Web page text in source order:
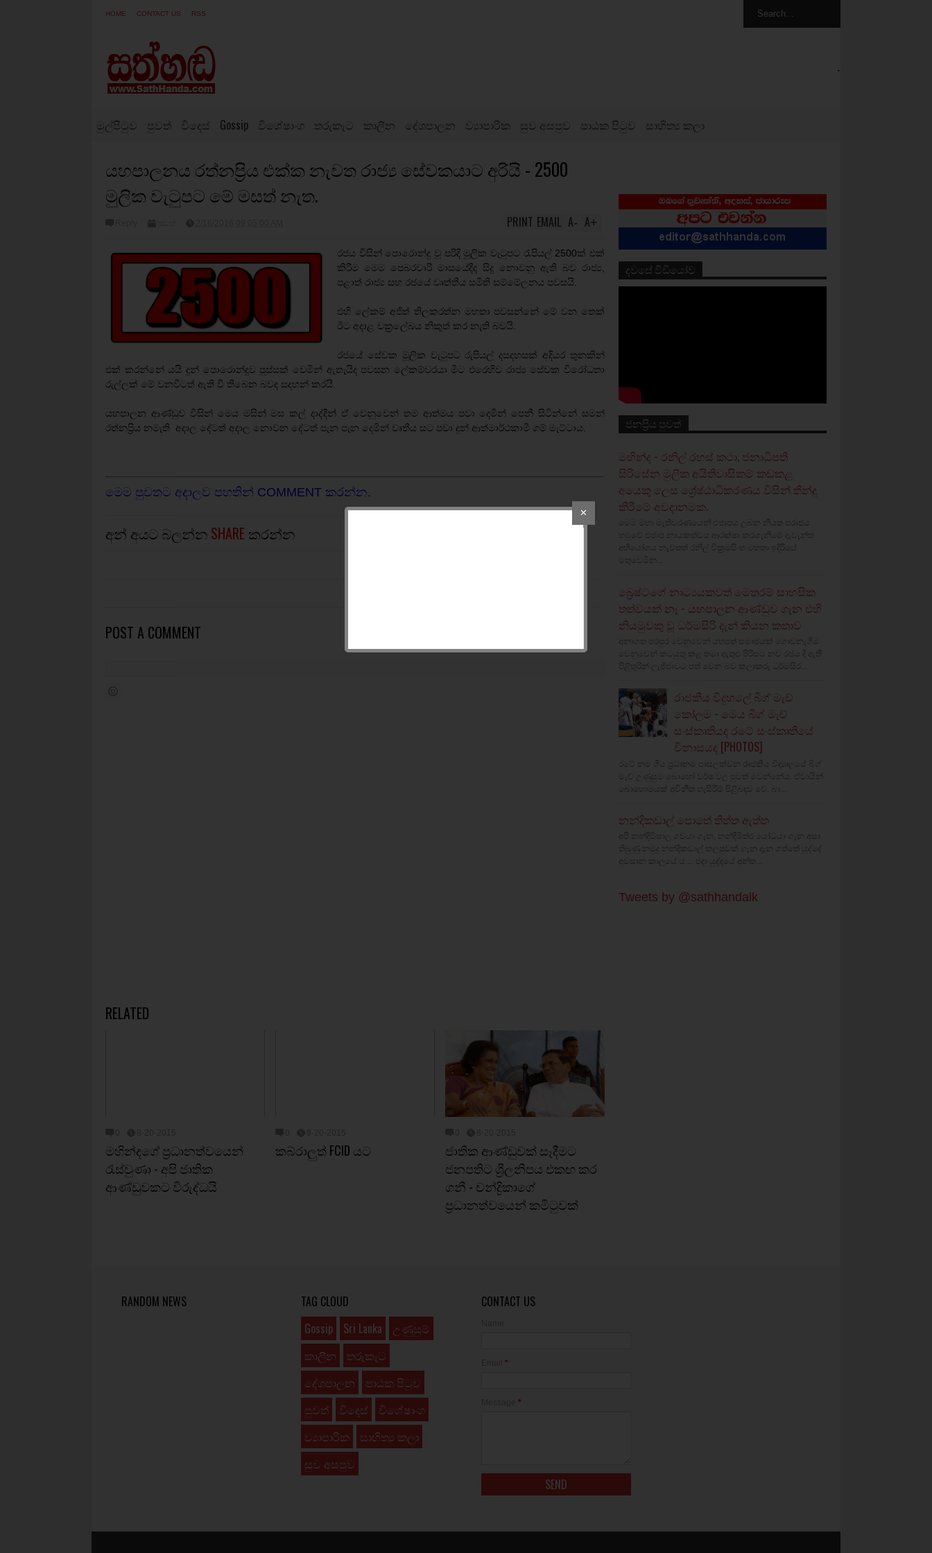
HOME CONTACT US RSS
.
මුල්පිටුව පුවත් විදෙස් Gossip විශේෂාංග තරුකැට කාලීන දේශපාලන ව්‍යාපාරික සුව අසපුව පාඨක පිටුව සාහිත්‍ය කලා
යහපාලනය රත්නප්‍රිය එක්ක නැවත රාජ්‍ය සේවකයාට අරියි - 2500
මුලික වැටුපට මේ මසත් නැත.
A+
A-
EMAIL
PRINT
රජය විසින් පොරොන්දු වූ පරිදි මූලික වැටුපට රැපියල් 2500ක් එක්
කිරීම මෙම පෙබරවාරි මාසයේදීද සිදු නොවනු ඇති බව රාජ්‍ය,
පළාත් රාජ්‍ය සහ රජයේ වෘත්තීය සමිති සම්මේලනය පවසයි.
එහි ලේකම් අජිත් තිලකරත්න මහතා පවසන්නේ මේ වන තෙක්
ඊට අදාළ චක‍්‍රලේඛය නිකුත් කර නැති බවයි.
රජයේ සේවක මූලික වැටුපට රුපියල් දසදහසක් අදියර තුනකින්
එක් කරන්නේ යයි දුන් පොරොන්දුව පුස්සක් වෙමින් ඇතැයිද පවසන ලේකම්වරයා මීට එරෙහිව රාජ්‍ය සේවක විරෝධතා
රුල්ලක් මේ වනවිටත් ඇති වී තිබෙන බවද සදහන් කරයි.
යහපාලන ආණ්ඩුව විසින් මෙය මසින් මස කල් දාද්දීන් ඒ වෙනුවෙන් තම ආත්මය පවා දෙමින් පෙනී සිටින්නේ සමන්
රත්නප්‍රිය නමැති අදාල දේටත් අදාල නොවන දේටත් පැන පැන දෙමින් වෘතීය සට පවා දුන් ආත්මාර්ථකාමී ගම් මැට්ටාය.
මෙම පුවතට අදාලව පහතින් COMMENT කරන්න.
අන් අයට බලන්න SHARE කරන්න
POST A COMMENT
RELATED
මහින්දගේ ප්‍රධානත්වයෙන්
රැස්වුණා - අපි ජාතික
ආණ්ඩුවකට විරුද්ධයි
කබ්රාලුත් FCID යට
ජාතික ආණ්ඩුවක් සෑදීමට
ජනපතිට ශ්‍රීලනිපය එකඟ කර
ගනී - චන්ද්‍රිකාගේ
ප්‍රධානත්වයෙන් කමිටුවක්
දවසේ වීඩියෝව
ජනප්‍රිය පුවත්
මහින්ද - රනිල් රහස් කථා, ජනාධිපති
සිරිසේන මුලික අයිතිවාසිකම් කඩකළ
අයෙකු ලෙස ශ්‍රේෂ්ඨාධිකරණය විසින් තීන්දු
කිරීමේ අවදානමක.
මෙම මහා මැතිවරණයෙන් එජාපය ලබන නියත පරාජය
හමුවේ එජාප නායකත්වය ආරක්ෂා කරගැනීමේ දැවැන්ත
අභියෝගය නැවතත් රනිල් වික්‍රමසිංහ මහතා ඉදිරියේ
මතුවෙමින...
බ්‍රෙෂ්ට්ගේ නාට්‍යයකවත් මෙතරම් සාහසික
තත්වයක් නෑ - යහපාලන ආණ්ඩුව ගැන එහි
නියමුවකු වූ ධර්මසිරි දැන් කියන කතාව
අනාගත පරපුර වෙනුවෙන් යහපත් සමාජයක් ගොඩනැගීම
වෙනුවෙන් කටයුතු කළ තමා ඇතුළු පිරිසට නව රජය දී ඇති
පිළිතුරින් ලැජ්ජාවට පත් වෙන බව කලාකරු ධර්මසිර...
රාජකීය විදුහලේ බිග් මැච්
කෝලම - මෙය බිග් මැච්
සංස්කෘතියද රටේ සංස්කෘතියේ
විනාසයද [PHOTOS]
රටේ නම ගිය ප්‍රධානම පාසලක්වන රාජකීය විද්‍යාලයේ බිග්
මැච් උණුසුම බොහෝ වර්ෂ වල පුවත් මවන්නේය. ඒවායින්
බොහොමයක් අවිනීත හැසිරීම් පිළිබඳව වේ. බා...
නන්දිකඩාල් පොතේ තිත්ත ඇත්ත
අපි නන්දිවිසාල ගවයා ගැන, නන්දිමිත්ර යෝධයා ගැන අසා
තිබුණු නමුදු නන්දිකඩාල් කලපුවක් ගැන දැන ගත්තේ යුද්දේ
අවසාන කාලයේ ය.... එදා යුද්දයේ අන්ත...
Tweets by @sathhandalk
✕
RANDOM NEWS
TAG CLOUD
Gossip
Sri Lanka
උණුසුම්
කාලීන
තරුකැට
දේශපාලන
පාඨක පිටුව
පුවත්
විදෙස්
විශේෂාංග
ව්‍යාපාරික
සාහිත්‍ය කලා
සුව අසපුව
CONTACT US
*
*